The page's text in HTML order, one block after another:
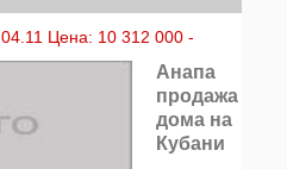
Цена: 10 312 000 -
Анапа
продажа
дома на
Кубани